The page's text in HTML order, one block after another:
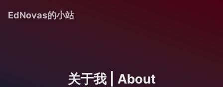
EdNovas的小站
关于我 | About